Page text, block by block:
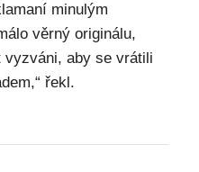
minulým
věrný originálu,
aby se vrátili
řekl.